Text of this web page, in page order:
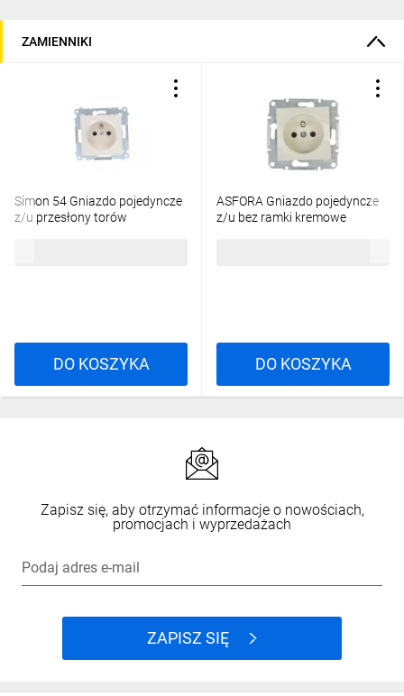
ZAMIENNIKI
Simon 54 Gniazdo pojedyncze
z/u przesłony torów
DO KOSZYKA
ASFORA Gniazdo pojedyncze
z/u bez ramki kremowe
DO KOSZYKA
Zapisz się, aby otrzymać informacje o nowościach,
promocjach i wyprzedażach
Podaj adres e-mail
ZAPISZ SIĘ